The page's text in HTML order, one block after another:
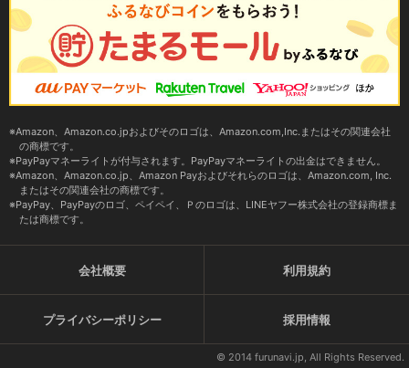
Amazon、Amazon.co.jpおよびそのロゴは、Amazon.com,Inc.またはその関連会社
の商標です。
PayPayマネーライトが付与されます。PayPayマネーライトの出金はできません。
Amazon、Amazon.co.jp、Amazon Payおよびそれらのロゴは、Amazon.com, Inc.
またはその関連会社の商標です。
PayPay、PayPayのロゴ、ペイペイ、Ｐのロゴは、LINEヤフー株式会社の登録商標ま
たは商標です。
会社概要 利用規約
プライバシーポリシー 採用情報
© 2014 furunavi.jp, All Rights Reserved.